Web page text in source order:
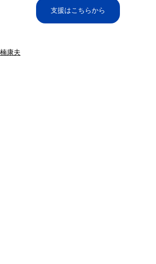
支援はこちらから
楠康夫